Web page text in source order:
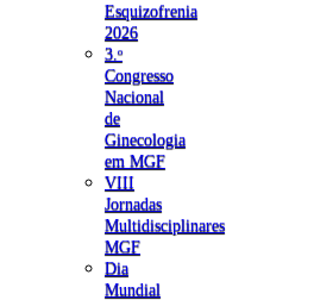
Esquizofrenia
2026
3.ᵒ
Congresso
Nacional
de
Ginecologia
em MGF
VIII
Jornadas
Multidisciplinares
MGF
Dia
Mundial